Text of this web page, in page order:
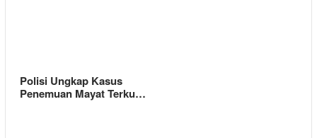
Polisi Ungkap Kasus
Penemuan Mayat Terku…